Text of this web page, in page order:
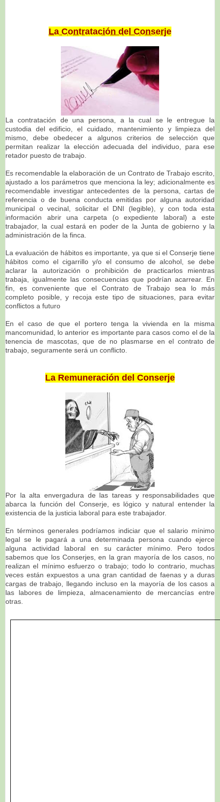
La Contratación del Conserje
La contratación de una persona, a la cual se le entregue la
custodia del edificio, el cuidado, mantenimiento y limpieza del
mismo, debe obedecer a algunos criterios de selección que
permitan realizar la elección adecuada del individuo, para ese
retador puesto de trabajo.
Es recomendable la elaboración de un Contrato de Trabajo escrito,
ajustado a los parámetros que menciona la ley; adicionalmente es
recomendable investigar antecedentes de la persona, cartas de
referencia o de buena conducta emitidas por alguna autoridad
municipal o vecinal, solicitar el DNI (legible), y con toda esta
información abrir una carpeta (o expediente laboral) a este
trabajador, la cual estará en poder de la Junta de gobierno y la
administración de la finca.
La evaluación de hábitos es importante, ya que si el Conserje tiene
hábitos como el cigarrillo y/o el consumo de alcohol, se debe
aclarar la autorización o prohibición de practicarlos mientras
trabaja, igualmente las consecuencias que podrían acarrear. En
fin, es conveniente que el Contrato de Trabajo sea lo más
completo posible, y recoja este tipo de situaciones, para evitar
conflictos a futuro
En el caso de que el portero tenga la vivienda en la misma
mancomunidad, lo anterior es importante para casos como el de la
tenencia de mascotas, que de no plasmarse en el contrato de
trabajo, seguramente será un conflicto.
La Remuneración del Conserje
Por la alta envergadura de las tareas y responsabilidades que
abarca la función del Conserje, es lógico y natural entender la
existencia de la justicia laboral para este trabajador.
En términos generales podríamos indiciar que el salario mínimo
legal se le pagará a una determinada persona cuando ejerce
alguna actividad laboral en su carácter mínimo. Pero todos
sabemos que los Conserjes, en la gran mayoría de los casos, no
realizan el mínimo esfuerzo o trabajo; todo lo contrario, muchas
veces están expuestos a una gran cantidad de faenas y a duras
cargas de trabajo, llegando incluso en la mayoría de los casos a
las labores de limpieza, almacenamiento de mercancías entre
otras.